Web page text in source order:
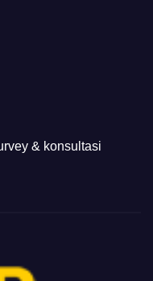
& konsultasi